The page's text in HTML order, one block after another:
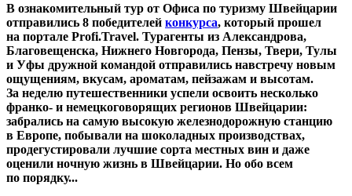
В ознакомительный тур от Офиса по туризму Швейцарии
отправились 8 победителей конкурса, который прошел
на портале Profi.Travel. Турагенты из Александрова,
Благовещенска, Нижнего Новгорода, Пензы, Твери, Тулы
и Уфы дружной командой отправились навстречу новым
ощущениям, вкусам, ароматам, пейзажам и высотам.
За неделю путешественники успели освоить несколько
франко- и немецкоговорящих регионов Швейцарии:
забрались на самую высокую железнодорожную станцию
в Европе, побывали на шоколадных производствах,
продегустировали лучшие сорта местных вин и даже
оценили ночную жизнь в Швейцарии. Но обо всем
по порядку...